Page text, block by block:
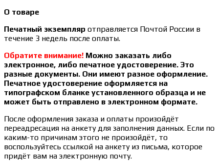
О товаре
Печатный экземпляр отправляется Почтой России в
течение 3 недель после оплаты.
Обратите внимание! Можно заказать либо
электронное, либо печатное удостоверение. Это
разные документы. Они имеют разное оформление.
Печатное удостоверение оформляется на
типографском бланке установленного образца и не
может быть отправлено в электронном формате.
После оформления заказа и оплаты произойдёт
переадресация на анкету для заполнения данных. Если по
каким-то причинам этого не произойдёт, то
воспользуйтесь ссылкой на анкету из письма, которое
придёт вам на электронную почту.